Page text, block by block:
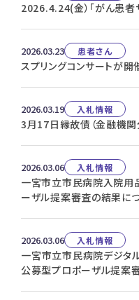
2026.4.24(金）「がん患者
2026.03.23 患者さん
スプリングコンサートが開
2026.03.19 入札情報
3月17日縁故債（金融機
2026.03.06 入札情報
一宮市立市民病院入院用
ーザル提案審査の結果に
2026.03.06 入札情報
一宮市立市民病院デジタ
公募型プロポーザル提案